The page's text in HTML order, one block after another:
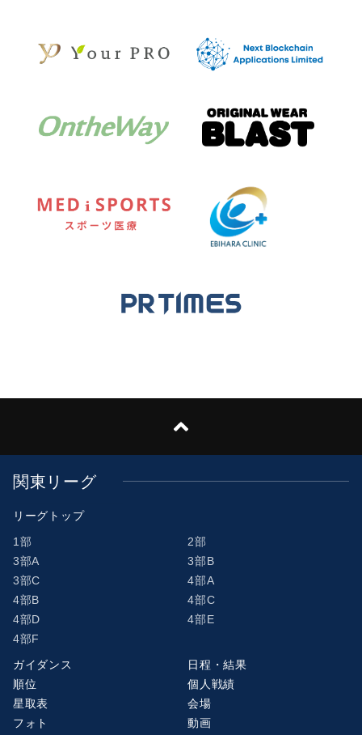
関東リーグ
リーグトップ
1部
2部
3部A
3部B
3部C
4部A
4部B
4部C
4部D
4部E
4部F
ガイダンス
日程・結果
順位
個人戦績
星取表
会場
フォト
動画